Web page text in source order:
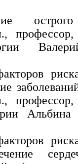
острого
Альбина